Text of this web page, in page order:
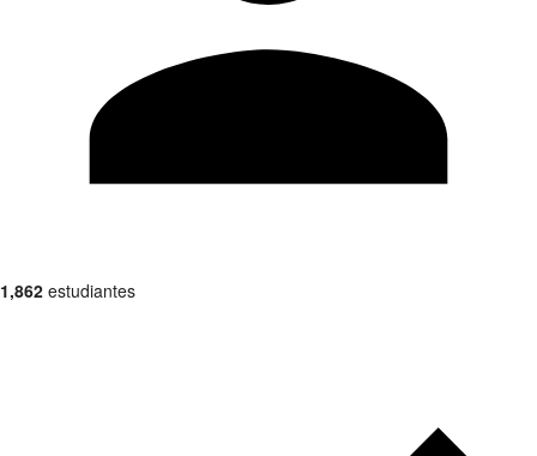
1,862 estudiantes